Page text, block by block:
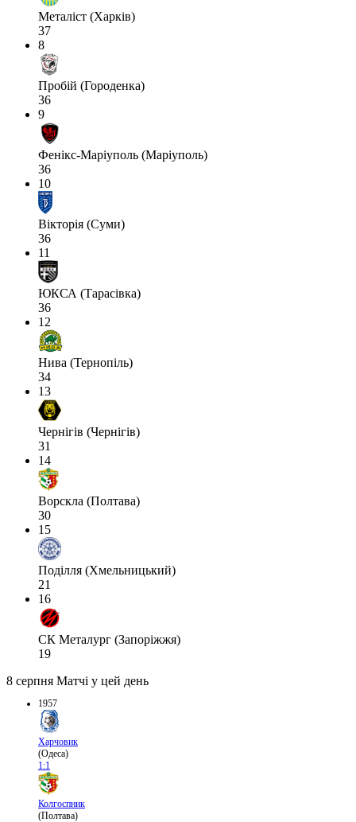
Металіст (Харків)
37
8
Пробій (Городенка)
36
9
Фенікс-Маріуполь (Маріуполь)
36
10
Вікторія (Суми)
36
11
ЮКСА (Тарасівка)
36
12
Нива (Тернопіль)
34
13
Чернігів (Чернігів)
31
14
Ворскла (Полтава)
30
15
Поділля (Хмельницький)
21
16
СК Металург (Запоріжжя)
19
8 серпня Матчі у цей день
1957
Харчовик
(Одеса)
1:1
Колгоспник
(Полтава)